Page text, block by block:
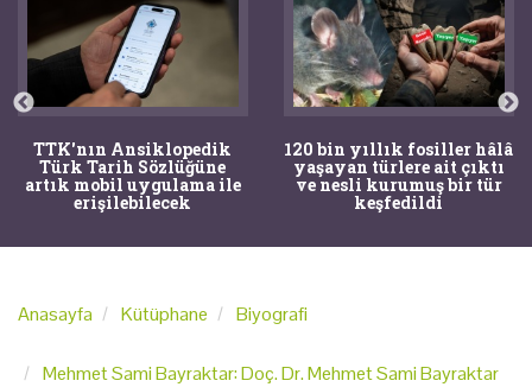
TTK'nın Ansiklopedik
Türk Tarih Sözlüğüne
artık mobil uygulama ile
erişilebilecek
120 bin yıllık fosiller hâlâ
yaşayan türlere ait çıktı
ve nesli kurumuş bir tür
keşfedildi
Anasayfa Kütüphane Biyografi
Mehmet Sami Bayraktar: Doç. Dr. Mehmet Sami Bayraktar